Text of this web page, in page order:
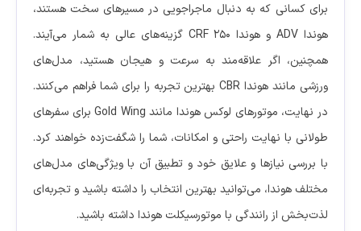
برای کسانی که به دنبال ماجراجویی در مسیرهای سخت هستند،
هوندا ADV و هوندا CRF 250 گزینه‌های عالی به شمار می‌آیند.
همچنین، اگر علاقه‌مند به سرعت و هیجان هستید، مدل‌های
ورزشی مانند هوندا CBR بهترین تجربه را برای شما فراهم می‌کنند.
در نهایت، موتورهای لوکس هوندا مانند Gold Wing برای سفرهای
طولانی با نهایت راحتی و امکانات، شما را شگفت‌زده خواهند کرد.
با بررسی نیازها و علایق خود و تطبیق آن با ویژگی‌های مدل‌های
مختلف هوندا، می‌توانید بهترین انتخاب را داشته باشید و تجربه‌ای
لذت‌بخش از رانندگی با موتورسیکلت هوندا داشته باشید.